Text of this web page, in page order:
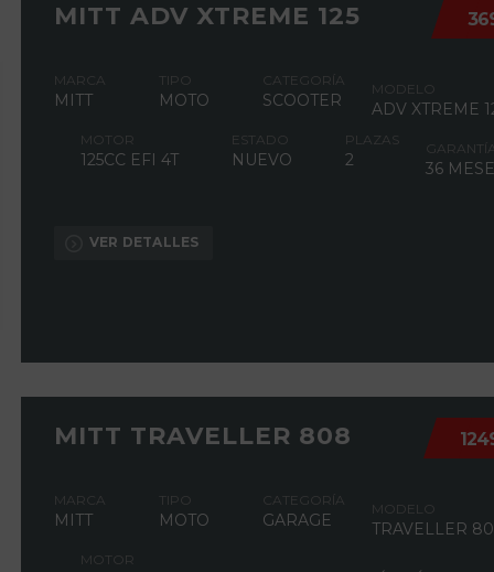
MITT ADV XTREME 125
MARCA
MITT
TIPO
MOTO
CATEGORÍA
SCOOTER
MODELO
ADV XTREME
MOTOR
125CC EFI 4T
ESTADO
NUEVO
PLAZAS
2
GARANTÍA
36
VER DETALLES
MITT TRAVELLER 808
MARCA
MITT
TIPO
MOTO
CATEGORÍA
GARAGE
MODELO
TRAVELLER
MOTOR